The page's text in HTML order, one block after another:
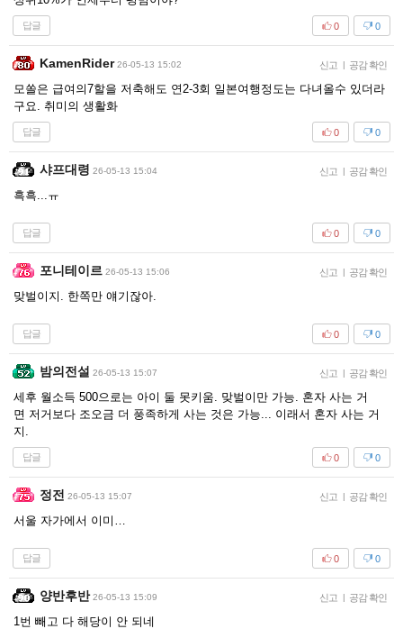
답글 0
0
KamenRider 26-05-13 15:02 신고 | 공감 확인
모쏠은 급여의7할을 저축해도 연2-3회 일본여행정도는 다녀올수 있더라
구요. 취미의 생활화
답글 0
0
샤프대령 26-05-13 15:04 신고 | 공감 확인
흑흑...ㅠ
답글 0
0
포니테이르 26-05-13 15:06 신고 | 공감 확인
맞벌이지. 한쪽만 얘기잖아.
답글 0
0
밤의전설 26-05-13 15:07 신고 | 공감 확인
세후 월소득 500으로는 아이 둘 못키움. 맞벌이만 가능. 혼자 사는 거
면 저거보다 조오금 더 풍족하게 사는 것은 가능... 이래서 혼자 사는 거
지.
답글 0
0
정전 26-05-13 15:07 신고 | 공감 확인
서울 자가에서 이미…
답글 0
0
양반후반 26-05-13 15:09 신고 | 공감 확인
1번 빼고 다 해당이 안 되네